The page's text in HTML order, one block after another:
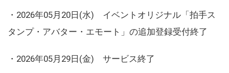
・2026年05月20日(水) イベントオリジナル「拍手ス
タンプ・アバター・エモート」の追加登録受付終了
・2026年05月29日(金) サービス終了